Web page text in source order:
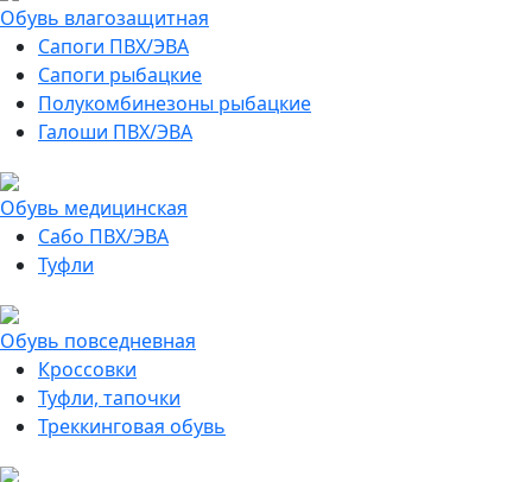
Обувь влагозащитная
Сапоги ПВХ/ЭВА
Сапоги рыбацкие
Полукомбинезоны рыбацкие
Галоши ПВХ/ЭВА
Обувь медицинская
Сабо ПВХ/ЭВА
Туфли
Обувь повседневная
Кроссовки
Туфли, тапочки
Треккинговая обувь